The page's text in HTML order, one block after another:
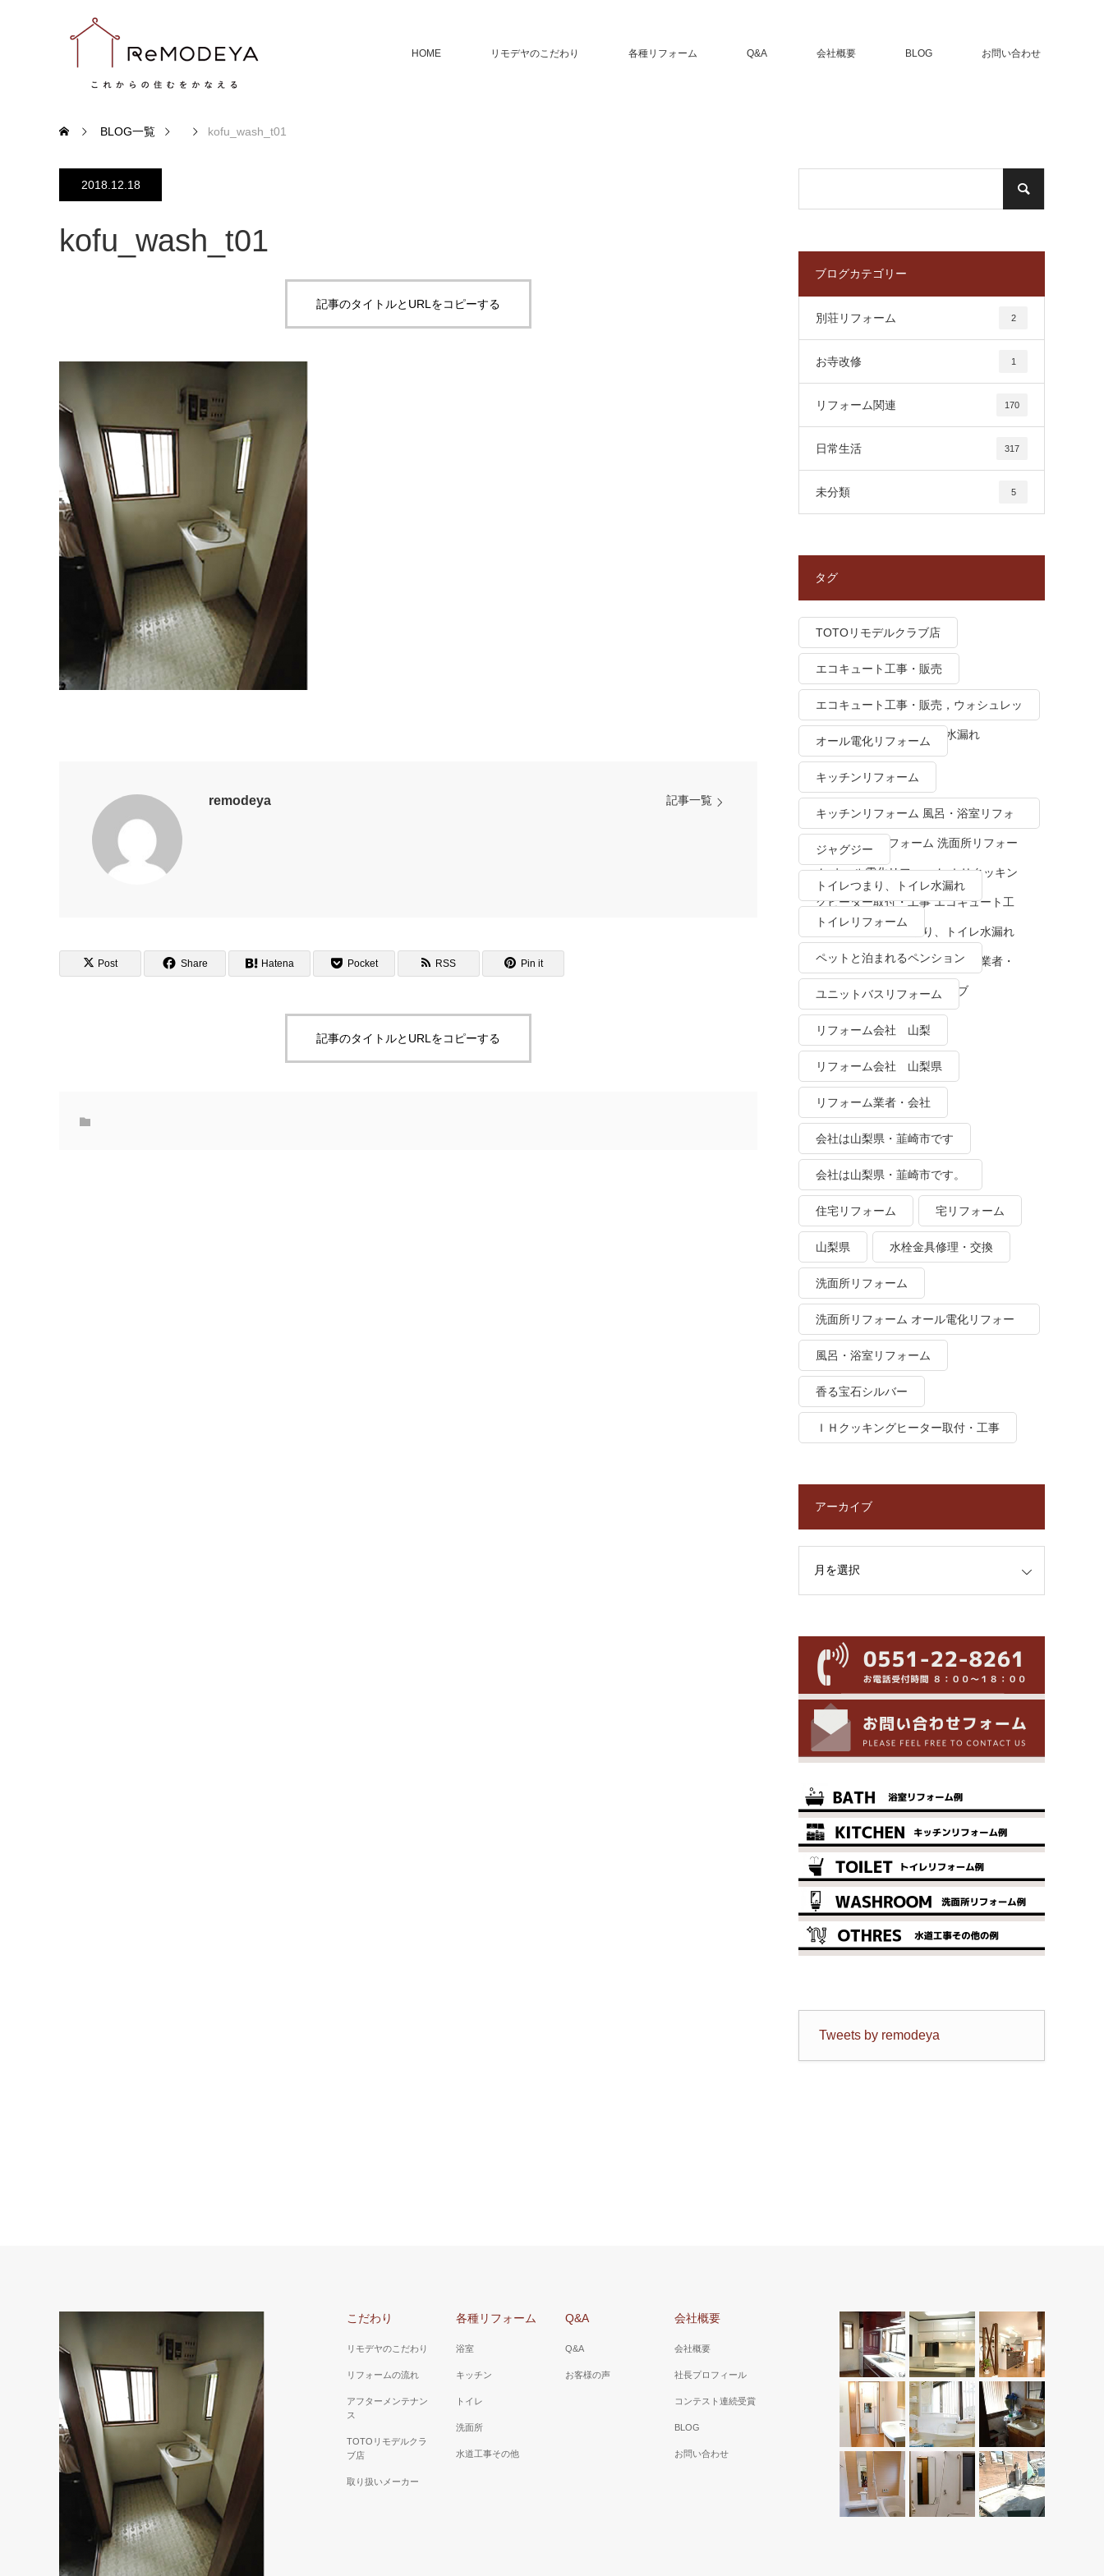
HOME リモデヤのこだわり 各種リフォーム Q&A 会社概要 BLOG お問い合わせ
BLOG一覧 kofu_wash_t01
2018.12.18
kofu_wash_t01
記事のタイトルとURLをコピーする
remodeya 記事一覧
Post Share Hatena Pocket RSS Pin it
記事のタイトルとURLをコピーする
ブログカテゴリー
別荘リフォーム 2
お寺改修 1
リフォーム関連 170
日常生活 317
未分類 5
タグ
TOTOリモデルクラブ店
エコキュート工事・販売
エコキュート工事・販売，ウォシュレッ
ト トイレつまり、トイレ水漏れ
オール電化リフォーム
キッチンリフォーム
キッチンリフォーム 風呂・浴室リフォ
ーム トイレリフォーム 洗面所リフォー
ム オール電化リフォーム ＩＨクッキン
グヒーター取付・工事 エコキュート工
事・販売 トイレつまり、トイレ水漏れ
水栓金具修理・交換 リフォーム業者・
会社 ＴＯＴＯリモデルクラブ
ジャグジー
トイレつまり、トイレ水漏れ
トイレリフォーム
ペットと泊まれるペンション
ユニットバスリフォーム
リフォーム会社 山梨
リフォーム会社 山梨県
リフォーム業者・会社
会社は山梨県・韮崎市です
会社は山梨県・韮崎市です。
住宅リフォーム 宅リフォーム
山梨県 水栓金具修理・交換
洗面所リフォーム
洗面所リフォーム オール電化リフォー
ム
風呂・浴室リフォーム
香る宝石シルバー
ＩＨクッキングヒーター取付・工事
アーカイブ
Tweets by remodeya
こだわり
リモデヤのこだわり
リフォームの流れ
アフターメンテナン
ス
TOTOリモデルクラ
ブ店
取り扱いメーカー
各種リフォーム
浴室
キッチン
トイレ
洗面所
水道工事その他
Q&A
Q&A
お客様の声
会社概要
会社概要
社長プロフィール
コンテスト連続受賞
BLOG
お問い合わせ